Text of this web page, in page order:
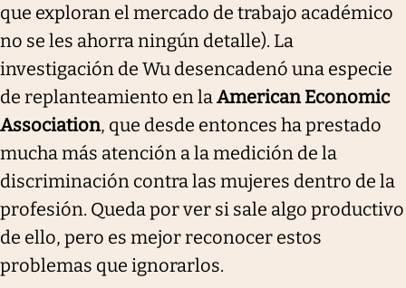
que exploran el mercado de trabajo académico
no se les ahorra ningún detalle). La
investigación de Wu desencadenó una especie
de replanteamiento en laAmerican Economic
Association, que desde entonces ha prestado
mucha más atención a la medición de la
discriminación contra las mujeres dentro de la
profesión. Queda por ver si sale algo productivo
de ello, pero es mejor reconocer estos
problemas que ignorarlos.